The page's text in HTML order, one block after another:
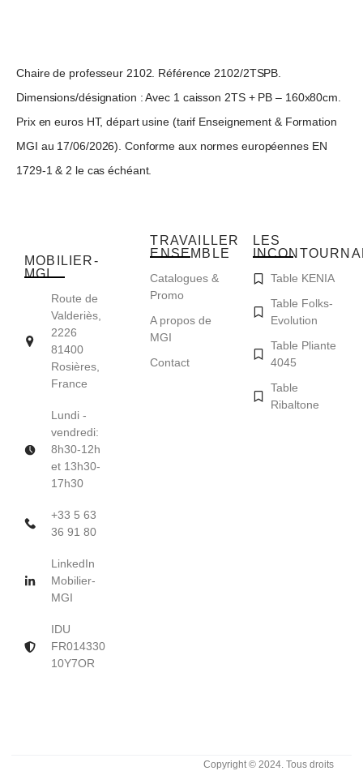
Chaire de professeur 2102. Référence 2102/2TSPB.
Dimensions/désignation : Avec 1 caisson 2TS + PB – 160x80cm.
Prix en euros HT, départ usine (tarif Enseignement & Formation
MGI au 17/06/2026). Conforme aux normes européennes EN
1729-1 & 2 le cas échéant.
MOBILIER-
MGI
Route de
Valderiès,
2226
81400
Rosières,
France
Lundi -
vendredi:
8h30-12h
et 13h30-
17h30
+33 5 63
36 91 80
LinkedIn
Mobilier-
MGI
IDU
FR014330
10Y7OR
TRAVAILLER
ENSEMBLE
Catalogues &
Promo
A propos de
MGI
Contact
LES
Table KENIA
Table Folks-
Evolution
Table Pliante
4045
Table
Ribaltone
Copyright © 2024. Tous droits